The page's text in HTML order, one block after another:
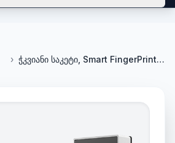
› ჭკვიანი საკეტი, Smart FingerPrint Lock,Ezviz, CS-DL03-R100-WP-GR